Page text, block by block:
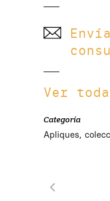
Ver
Categoría
Apliques,